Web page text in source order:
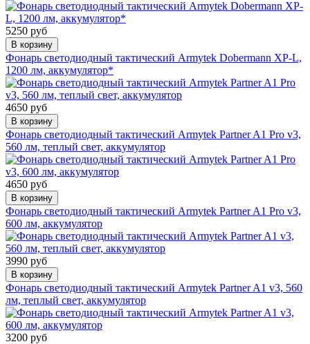
5250 руб
В корзину
Фонарь светодиодный тактический Armytek Dobermann XP-L,
1200 лм, аккумулятор*
4650 руб
В корзину
Фонарь светодиодный тактический Armytek Partner A1 Pro v3,
560 лм, теплый свет, аккумулятор
4650 руб
В корзину
Фонарь светодиодный тактический Armytek Partner A1 Pro v3,
600 лм, аккумулятор
3990 руб
В корзину
Фонарь светодиодный тактический Armytek Partner A1 v3, 560
лм, теплый свет, аккумулятор
3200 руб